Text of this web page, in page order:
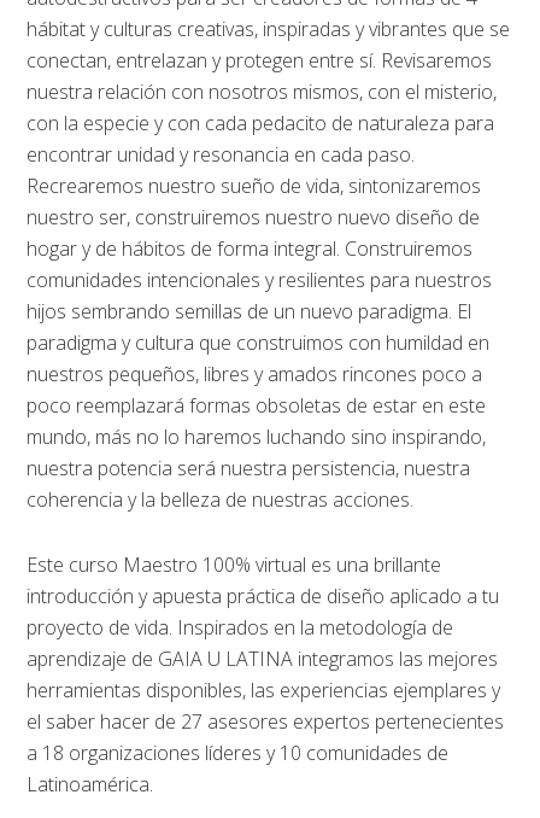
hábitat y culturas creativas, inspiradas y vibrantes que se
conectan, entrelazan y protegen entre sí. Revisaremos
nuestra relación con nosotros mismos, con el misterio,
con la especie y con cada pedacito de naturaleza para
encontrar unidad y resonancia en cada paso.
Recrearemos nuestro sueño de vida, sintonizaremos
nuestro ser, construiremos nuestro nuevo diseño de
hogar y de hábitos de forma integral. Construiremos
comunidades intencionales y resilientes para nuestros
hijos sembrando semillas de un nuevo paradigma. El
paradigma y cultura que construimos con humildad en
nuestros pequeños, libres y amados rincones poco a
poco reemplazará formas obsoletas de estar en este
mundo, más no lo haremos luchando sino inspirando,
nuestra potencia será nuestra persistencia, nuestra
coherencia y la belleza de nuestras acciones.
Este curso Maestro 100% virtual es una brillante
introducción y apuesta práctica de diseño aplicado a tu
proyecto de vida. Inspirados en la metodología de
aprendizaje de GAIA U LATINA integramos las mejores
herramientas disponibles, las experiencias ejemplares y
el saber hacer de 27 asesores expertos pertenecientes
a 18 organizaciones líderes y 10 comunidades de
Latinoamérica.